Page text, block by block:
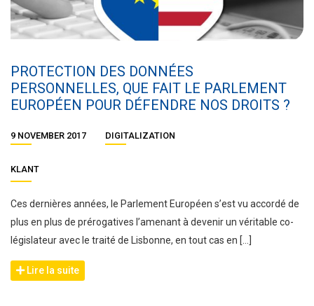
PROTECTION DES DONNÉES
PERSONNELLES, QUE FAIT LE PARLEMENT
EUROPÉEN POUR DÉFENDRE NOS DROITS ?
9 NOVEMBER 2017 DIGITALIZATION
KLANT
Ces dernières années, le Parlement Européen s’est vu accordé de
plus en plus de prérogatives l’amenant à devenir un véritable co-
législateur avec le traité de Lisbonne, en tout cas en […]
Lire la suite